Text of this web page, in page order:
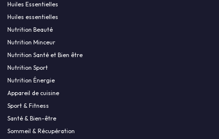
Huiles Essentielles
Huiles essentielles
Nutrition Beauté
Nutrition Minceur
Nutrition Santé et Bien être
Nutrition Sport
Nutrition Énergie
Appareil de cuisine
Sport & Fitness
Santé & Bien-être
Sommeil & Récupération